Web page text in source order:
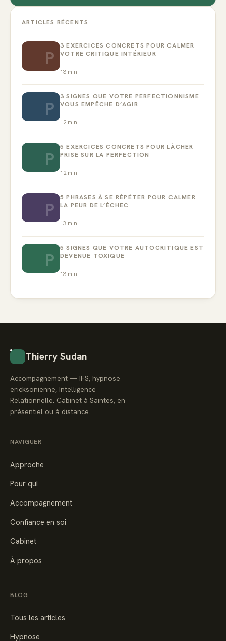
ARTICLES RÉCENTS
P
3 EXERCICES CONCRETS POUR CALMER
VOTRE CRITIQUE INTÉRIEUR
13 min
P
3 SIGNES QUE VOTRE PERFECTIONNISME
VOUS EMPÊCHE D’AGIR
12min
P
5 EXERCICES CONCRETS POUR LÂCHER
PRISE SUR LA PERFECTION
12min
P
5 PHRASES À SE RÉPÉTER POUR CALMER
LA PEUR DE L’ÉCHEC
13 min
P
5 SIGNES QUE VOTRE AUTOCRITIQUE EST
DEVENUE TOXIQUE
13 min
Thierry Sudan
Accompagnement — IFS, hypnose
ericksonienne, Intelligence
Relationnelle. Cabinet à Saintes, en
présentiel ou à distance.
NAVIGUER
Approche
Pour qui
Accompagnement
Confiance en soi
Cabinet
À propos
BLOG
Tous les articles
Hypnose